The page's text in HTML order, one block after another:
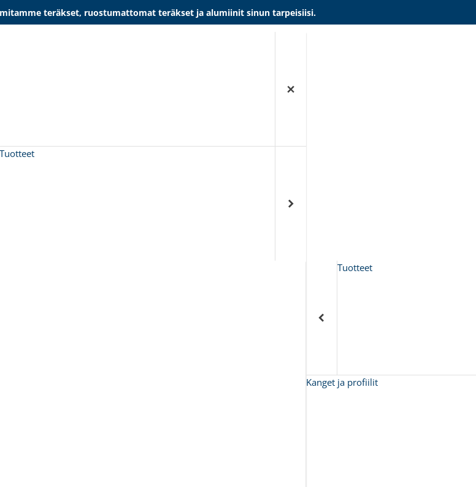
teräkset, ruostumattomat teräkset ja alumiinit sinun tarpeisiisi.
Tuotteet
Tuotteet
Kanget ja profiilit